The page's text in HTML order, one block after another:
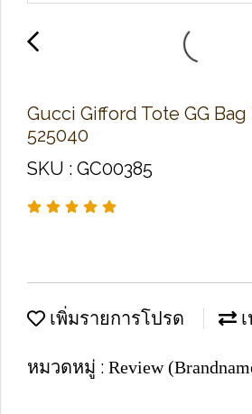
Gucci Gifford Tote​ GG
525040
SKU : GC00385
เพิ่มรายการโปรด
หมวดหมู่ : Review